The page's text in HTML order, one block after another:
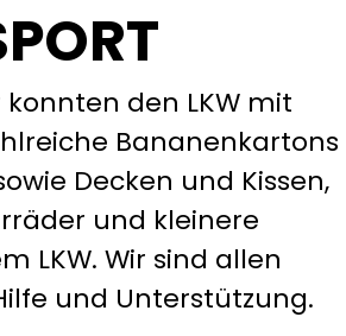
konnten den LKW mit
Bananenkartons
Decken und Kissen,
und kleinere
LKW. Wir sind allen
und Unterstützung.